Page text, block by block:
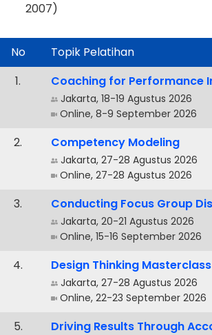
2007)
No
Topik Pelatihan
.
Coaching for Performance
Jakarta, 18-19 Agustus 2026
Online, 8-9 September 2026
. Competency Modeling
Jakarta, 27-28 Agustus 2026
Online, 27-28 Agustus 2026
. Conducting Focus Group
Jakarta, 20-21 Agustus 2026
Online, 15-16 September 2026
. Design Thinking Masterclass
Jakarta, 27-28 Agustus 2026
Online, 22-23 September 2026
. Driving Results Through